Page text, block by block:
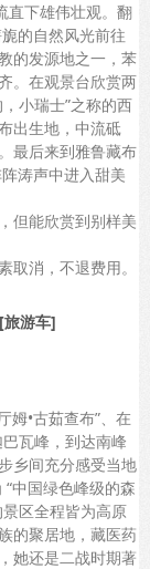
直下雄伟壮观。翻
的自然风光前往
的发源地之一，苯
。在观景台欣赏两
小瑞士”之称的西
出生地，中流砥
最后来到雅鲁藏布
涛声中进入甜美
但能欣赏到别样美
取消，不退费用。
游车]
姆•古茹查布”、在
瓦峰，到达南峰
乡间充分感受当地
中国绿色峰级的森
区全程皆为高原
的聚居地，藏医药
她还是二战时期著